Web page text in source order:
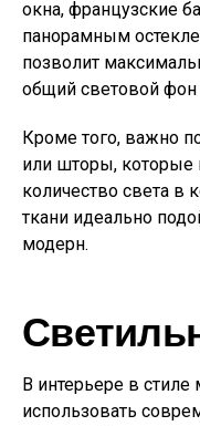
окна, французские
панорамным
позволит
общий световой
Кроме того, важно
или шторы, которые
количество света в
ткани идеально
модерн.
В интерьере в
использовать